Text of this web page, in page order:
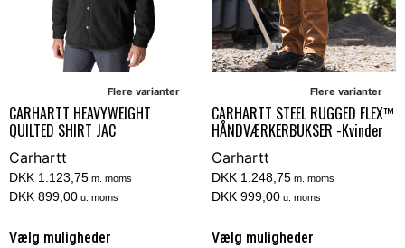
Flere varianter
CARHARTT HEAVYWEIGHT
QUILTED SHIRT JAC
Carhartt
DKK 1.123,75 m. moms
DKK 899,00 u. moms
Vælg muligheder
Flere varianter
CARHARTT STEEL RUGGED FLEX™
HÅNDVÆRKERBUKSER -Kvinder
Carhartt
DKK 1.248,75 m. moms
DKK 999,00 u. moms
Vælg muligheder